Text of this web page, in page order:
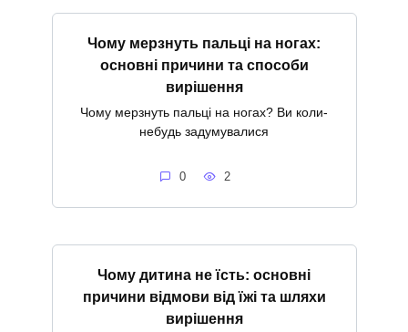
Чому мерзнуть пальці на ногах:
основні причини та способи
вирішення
Чому мерзнуть пальці на ногах? Ви коли-
небудь задумувалися
0 2
Чому дитина не їсть: основні
причини відмови від їжі та шляхи
вирішення